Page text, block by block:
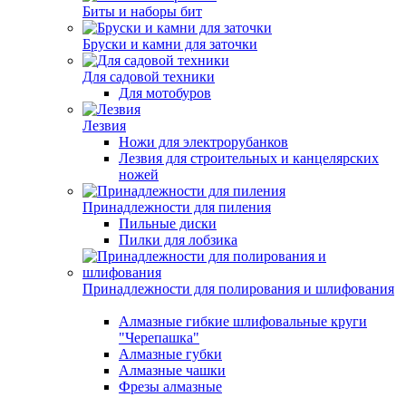
Биты и наборы бит
Бруски и камни для заточки
Для садовой техники
Для мотобуров
Лезвия
Ножи для электрорубанков
Лезвия для строительных и канцелярских
ножей
Принадлежности для пиления
Пильные диски
Пилки для лобзика
Принадлежности для полирования и шлифования
Алмазные гибкие шлифовальные круги
"Черепашка"
Алмазные губки
Алмазные чашки
Фрезы алмазные